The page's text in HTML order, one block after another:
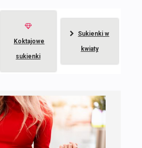
Koktajowe
sukienki
Sukienki w
kwiaty